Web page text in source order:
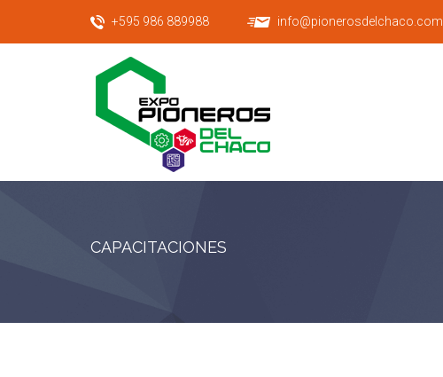
+595 986 889988 info@pionerosdelchaco.com
CAPACITACIONES